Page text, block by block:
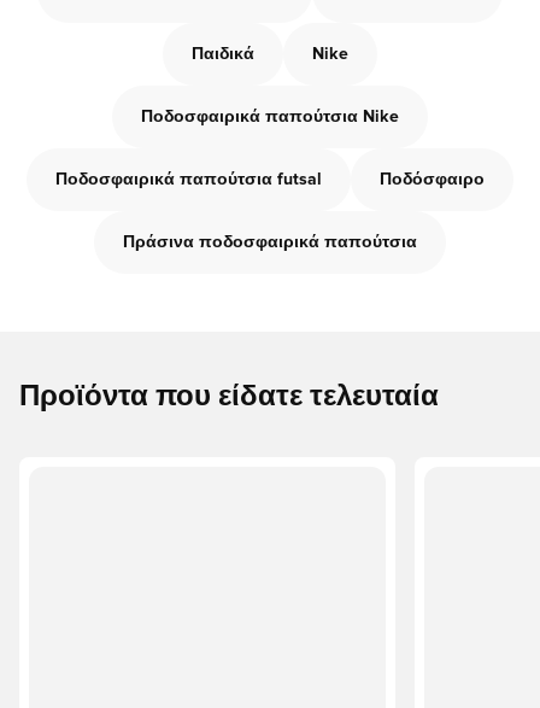
Παιδικά Nike
Ποδοσφαιρικά παπούτσια Nike
Ποδοσφαιρικά παπούτσια futsal Ποδόσφαιρο
Πράσινα ποδοσφαιρικά παπούτσια
Προϊόντα που είδατε τελευταία